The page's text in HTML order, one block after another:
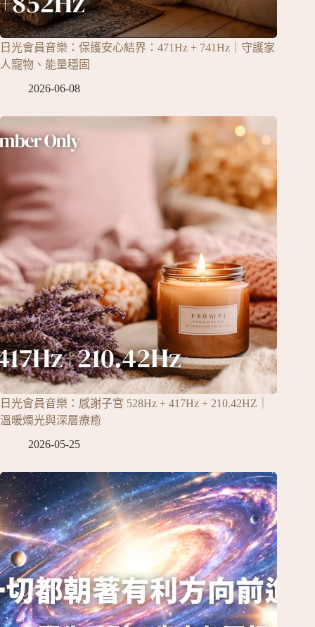
日光會員音樂：保護安心結界：471Hz + 741Hz｜守護家
人寵物、能量穩固
2026-06-08
日光會員音樂：感謝子宮 528Hz + 417Hz + 210.42HZ｜
溫暖燭光與深層療癒
2026-05-25